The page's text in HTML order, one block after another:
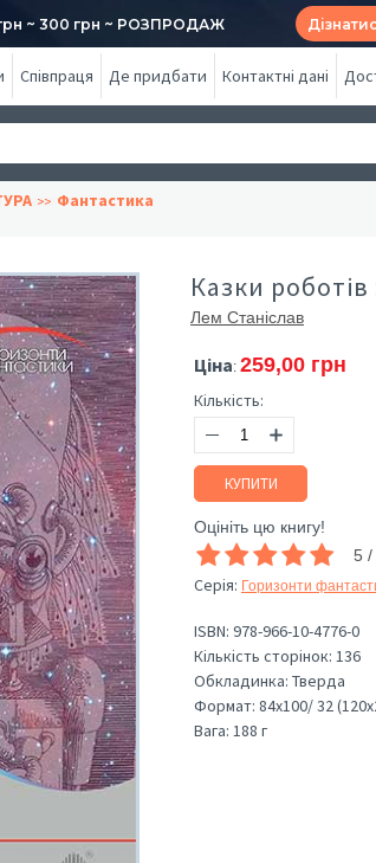
~ 300 грн ~ РОЗПРОДАЖ
Співпраця Де придбати Контактні дані
Фантастика
Казки
Лем Станіслав
Ціна: 259,00 грн
Кількість:
КУПИТИ
Оцініть цю книгу!
5 /
Серія: Горизонти
ISBN: 978-966-10-4776-0
Кількість сторінок: 136
Обкладинка: Тверда
Формат: 84х100/ 32
Вага: 188 г